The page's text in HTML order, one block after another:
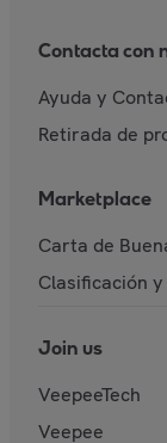
Contacta con
Ayuda y
Retirada de
Marketplace
Carta de
Clasificación
Join us
VeepeeTech
Veepee